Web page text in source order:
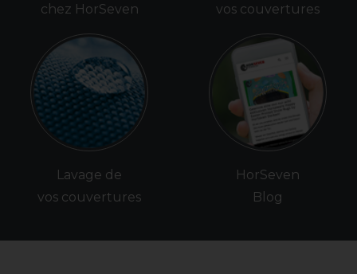
chez HorSeven
Lavage de
vos couvertures
vos couvertures
HorSeven
Blog